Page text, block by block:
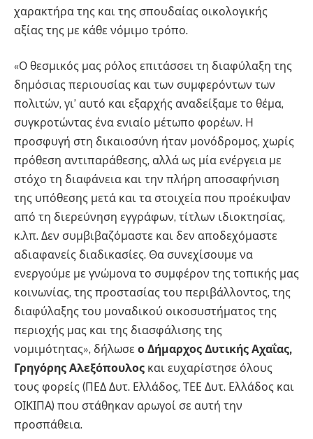
χαρακτήρα της και της σπουδαίας οικολογικής
αξίας της με κάθε νόμιμο τρόπο.
«Ο θεσμικός μας ρόλος επιτάσσει τη διαφύλαξη της
δημόσιας περιουσίας και των συμφερόντων των
πολιτών, γι’ αυτό και εξαρχής αναδείξαμε το θέμα,
συγκροτώντας ένα ενιαίο μέτωπο φορέων. Η
προσφυγή στη δικαιοσύνη ήταν μονόδρομος, χωρίς
πρόθεση αντιπαράθεσης, αλλά ως μία ενέργεια με
στόχο τη διαφάνεια και την πλήρη αποσαφήνιση
της υπόθεσης μετά και τα στοιχεία που προέκυψαν
από τη διερεύνηση εγγράφων, τίτλων ιδιοκτησίας,
κ.λπ. Δεν συμβιβαζόμαστε και δεν αποδεχόμαστε
αδιαφανείς διαδικασίες. Θα συνεχίσουμε να
ενεργούμε με γνώμονα το συμφέρον της τοπικής μας
κοινωνίας, της προστασίας του περιβάλλοντος, της
διαφύλαξης του μοναδικού οικοσυστήματος της
περιοχής μας και της διασφάλισης της
νομιμότητας», δήλωσε ο Δήμαρχος Δυτικής Αχαΐας,
Γρηγόρης Αλεξόπουλος και ευχαρίστησε όλους
τους φορείς (ΠΕΔ Δυτ. Ελλάδος, ΤΕΕ Δυτ. Ελλάδος και
ΟΙΚΙΠΑ) που στάθηκαν αρωγοί σε αυτή την
προσπάθεια.